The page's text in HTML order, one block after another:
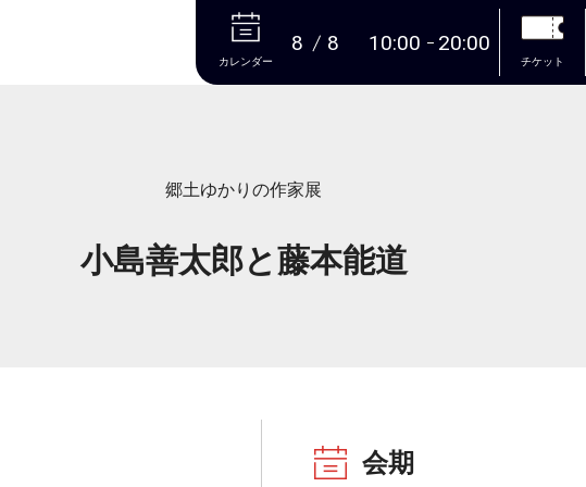
本文へ
カレンダー
8 8 10:00 20:00
チケット
郷土ゆかりの作家展
小島善太郎と藤本能道
会期